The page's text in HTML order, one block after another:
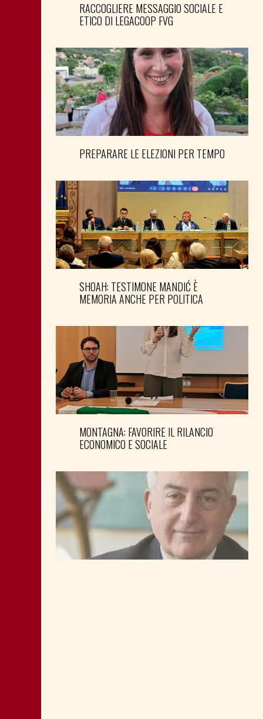
RACCOGLIERE MESSAGGIO SOCIALE E
ETICO DI LEGACOOP FVG
PREPARARE LE ELEZIONI PER TEMPO
SHOAH: TESTIMONE MANDIĆ È
MEMORIA ANCHE PER POLITICA
MONTAGNA: FAVORIRE IL RILANCIO
ECONOMICO E SOCIALE